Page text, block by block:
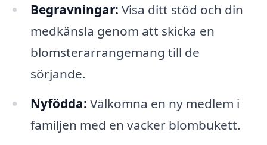
Begravningar: Visa ditt stöd och din
medkänsla genom att skicka en
blomsterarrangemang till de
sörjande.
Nyfödda: Välkomna en ny medlem i
familjen med en vacker blombukett.